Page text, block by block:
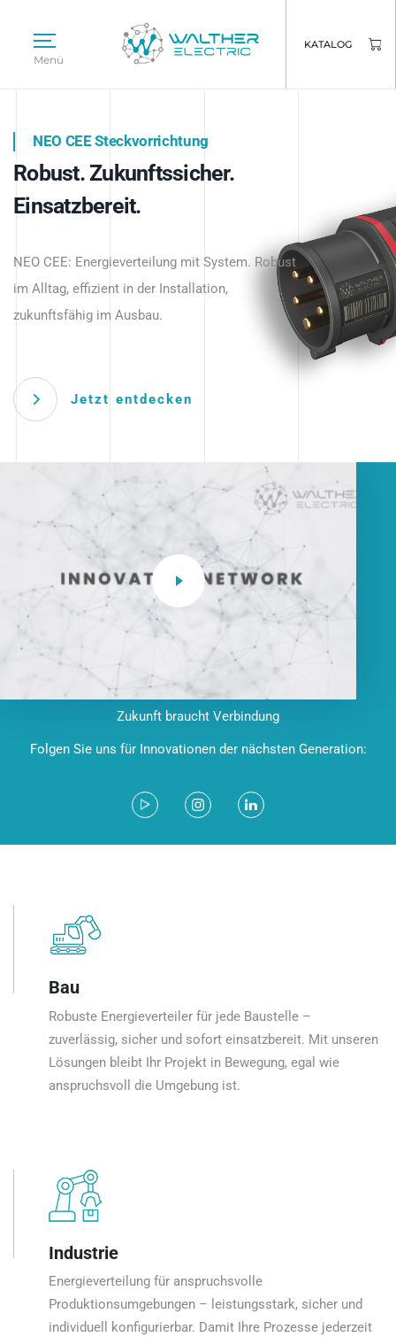
Menü
KATALOG
Intelligente Stromverteilung
beginnt hier.
NEO CEE Steckvorrichtung
Robust. Zukunftssicher.
Einsatzbereit.
NEO CEE: Energieverteilung mit System. Robust
im Alltag, effizient in der Installation,
zukunftsfähig im Ausbau.
Jetzt entdecken
Intelligenz trifft Energie.
Anwendungen – robust, IP-geschützt und
zukunftsfähig.
Zukunft braucht Verbindung
Folgen Sie uns für Innovationen der nächsten Generation:
Bau
Robuste Energieverteiler für jede Baustelle –
zuverlässig, sicher und sofort einsatzbereit. Mit unseren
Lösungen bleibt Ihr Projekt in Bewegung, egal wie
anspruchsvoll die Umgebung ist.
Industrie
Energieverteilung für anspruchsvolle
Produktionsumgebungen – leistungsstark, sicher und
individuell konfigurierbar. Damit Ihre Prozesse jederzeit